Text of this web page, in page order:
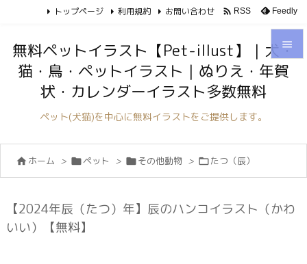



トップページ 利用規約 お問い合わせ  RSS Feedly
無料ペットイラスト【Pet-illust】｜犬・
猫・鳥・ペットイラスト｜ぬりえ・年賀
状・カレンダーイラスト多数無料
ペット(犬猫)を中心に無料イラストをご提供します。
 ホーム > ペット > その他動物 > たつ（辰）
【2024年辰（たつ）年】辰のハンコイラスト（かわ
いい）【無料】